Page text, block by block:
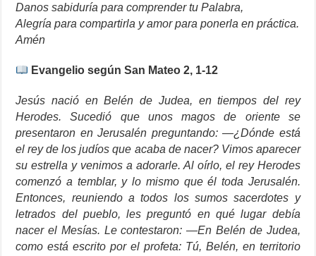
Danos sabiduría para comprender tu Palabra,
Alegría para compartirla y amor para ponerla en práctica.
Amén
Evangelio según San Mateo 2, 1-12
Jesús nació en Belén de Judea, en tiempos del rey
Herodes. Sucedió que unos magos de oriente se
presentaron en Jerusalén preguntando: —¿Dónde está
el rey de los judíos que acaba de nacer? Vimos aparecer
su estrella y venimos a adorarle. Al oírlo, el rey Herodes
comenzó a temblar, y lo mismo que él toda Jerusalén.
Entonces, reuniendo a todos los sumos sacerdotes y
letrados del pueblo, les preguntó en qué lugar debía
nacer el Mesías. Le contestaron: —En Belén de Judea,
como está escrito por el profeta: Tú, Belén, en territorio